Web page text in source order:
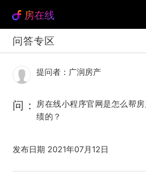
房在线
问答专区
提问者：广润房产
问：
房在线小程序官网是怎么帮
绩的？
发布日期 2021年07月12日